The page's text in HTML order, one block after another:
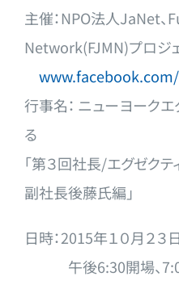
主催：NPO法人JaNet
Network(FJMN)プロジ
www.facebook.com/
行事名： ニューヨークエ
る
「第３回社長/エグゼクテ
副社長後藤氏編」
日時：2015年１０月２３日
午後6:30開場、